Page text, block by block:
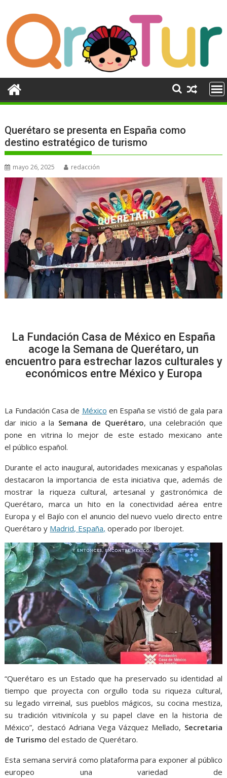
contenido
Querétaro se presenta en España como
destino estratégico de turismo
mayo 26, 2025 redacción
La Fundación Casa de México en España
acoge la Semana de Querétaro, un
encuentro para estrechar lazos culturales y
económicos entre México y Europa
La Fundación Casa de México en España se vistió de gala para
dar inicio a la Semana de Querétaro, una celebración que
pone en vitrina lo mejor de este estado mexicano ante
el público español.
Durante el acto inaugural, autoridades mexicanas y españolas
destacaron la importancia de esta iniciativa que, además de
mostrar la riqueza cultural, artesanal y gastronómica de
Querétaro, marca un hito en la conectividad aérea entre
Europa y el Bajío con el anuncio del nuevo vuelo directo entre
Querétaro y Madrid, España, operado por Iberojet.
“Querétaro es un Estado que ha preservado su identidad al
tiempo que proyecta con orgullo toda su riqueza cultural,
su legado virreinal, sus pueblos mágicos, su cocina mestiza,
su tradición vitivinícola y su papel clave en la historia de
México”, destacó Adriana Vega Vázquez Mellado, Secretaria
de Turismo del estado de Querétaro.
Esta semana servirá como plataforma para exponer al público
europeo una variedad de